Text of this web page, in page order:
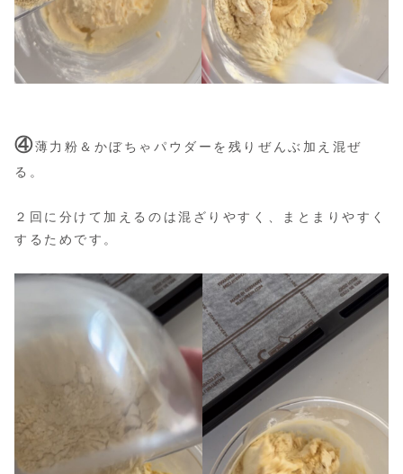
④薄力粉＆かぼちゃパウダーを残りぜんぶ加え混ぜ
る。
２回に分けて加えるのは混ざりやすく、まとまりやすく
するためです。